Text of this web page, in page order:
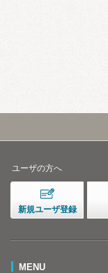
ユーザの方へ
新規ユーザ登録
MENU